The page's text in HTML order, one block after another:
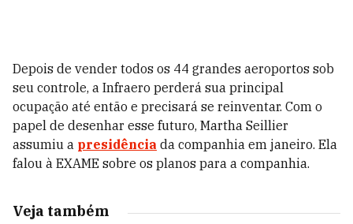
Depois de vender todos os 44 grandes aeroportos sob
seu controle, a Infraero perderá sua principal
ocupação até então e precisará se reinventar. Com o
papel de desenhar esse futuro, Martha Seillier
assumiu a presidência da companhia em janeiro. Ela
falou à EXAME sobre os planos para a companhia.
Veja também